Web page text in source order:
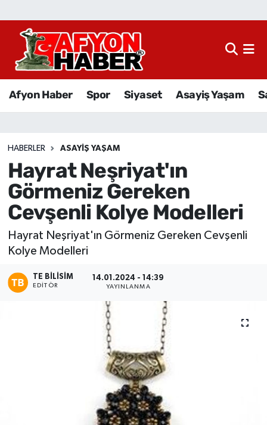
Afyon Haber Spor Siyaset Asayiş Yaşam
HABERLER ASAYIŞ YAŞAM
Hayrat Neşriyat'ın
Görmeniz Gereken
Cevşenli Kolye Modelleri
Hayrat Neşriyat'ın Görmeniz Gereken Cevşenli
Kolye Modelleri
TE BILISIM
EDITÖR
14.01.2024 - 14:39
YAYINLANMA
Afyon Haber
Sağlık
Eğitim
Sivil Toplum
Ekonomi
Magazin